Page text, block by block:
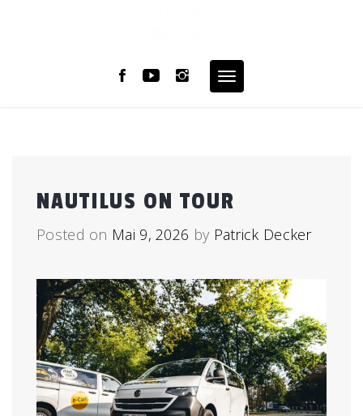
Toggle
NAUTILUS ON TOUR
Posted on Mai 9, 2026 by Patrick Decker